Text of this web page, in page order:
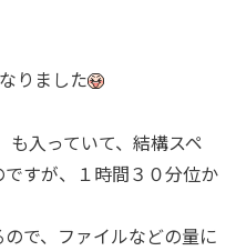
りました
入っていて、結構スペ
すが、１時間３０分位か
で、ファイルなどの量に